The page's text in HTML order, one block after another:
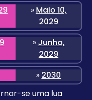
» Maio 10,
2029
» Junho,
2029
» 2030
se uma lua